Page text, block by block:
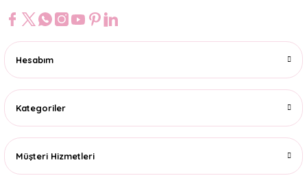
Hesabım
Kategoriler
Müşteri Hizmetleri